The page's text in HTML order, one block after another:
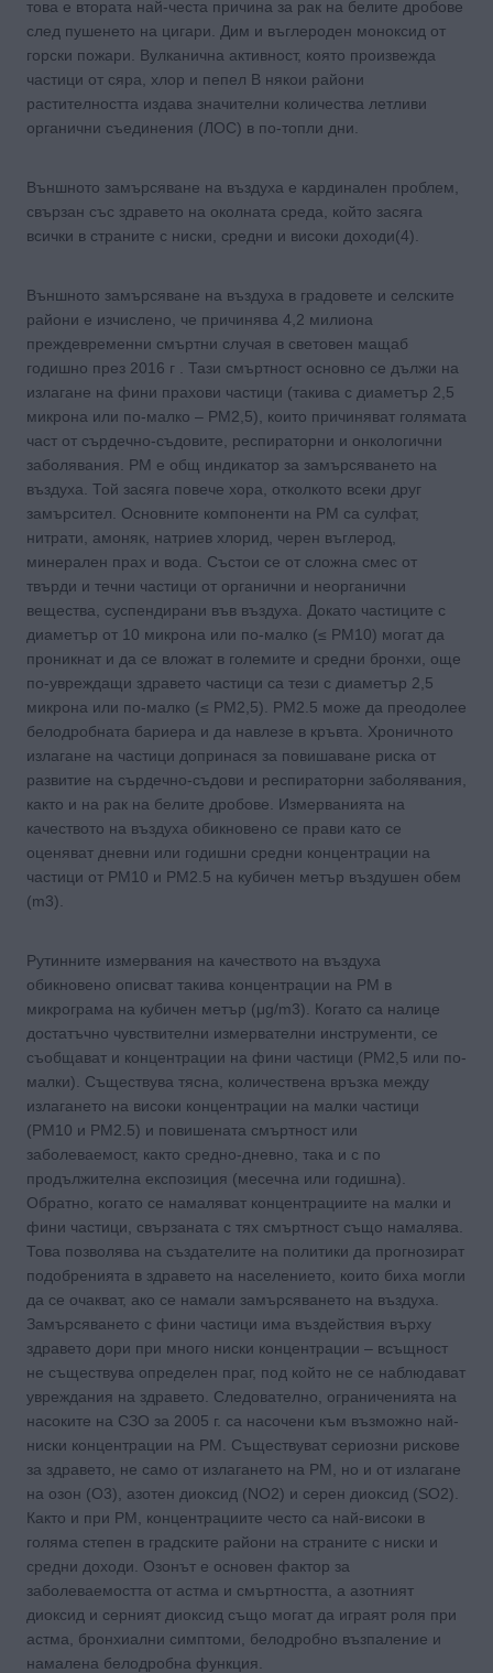
това е втората най-честа причина за рак на белите дробове
след пушенето на цигари. Дим и въглероден моноксид от
горски пожари. Вулканична активност, която произвежда
частици от сяра, хлор и пепел В някои райони
растителността издава значителни количества летливи
органични съединения (ЛОС) в по-топли дни.
Външното замърсяване на въздуха е кардинален проблем,
свързан със здравето на околната среда, който засяга
всички в страните с ниски, средни и високи доходи(4).
Външното замърсяване на въздуха в градовете и селските
райони е изчислено, че причинява 4,2 милиона
преждевременни смъртни случая в световен мащаб
годишно през 2016 г . Тази смъртност основно се дължи на
излагане на фини прахови частици (такива с диаметър 2,5
микрона или по-малко – PM2,5), които причиняват голямата
част от сърдечно-съдовите, респираторни и онкологични
заболявания. PM е общ индикатор за замърсяването на
въздуха. Той засяга повече хора, отколкото всеки друг
замърсител. Основните компоненти на РМ са сулфат,
нитрати, амоняк, натриев хлорид, черен въглерод,
минерален прах и вода. Състои се от сложна смес от
твърди и течни частици от органични и неорганични
вещества, суспендирани във въздуха. Докато частиците с
диаметър от 10 микрона или по-малко (≤ PM10) могат да
проникнат и да се вложат в големите и средни бронхи, още
по-увреждащи здравето частици са тези с диаметър 2,5
микрона или по-малко (≤ PM2,5). PM2.5 може да преодолее
белодробната бариера и да навлезе в кръвта. Хроничното
излагане на частици допринася за повишаване риска от
развитие на сърдечно-съдови и респираторни заболявания,
както и на рак на белите дробове. Измерванията на
качеството на въздуха обикновено се прави като се
оценяват дневни или годишни средни концентрации на
частици от PM10 и РМ2.5 на кубичен метър въздушен обем
(m3).
Рутинните измервания на качеството на въздуха
обикновено описват такива концентрации на РМ в
микрограма на кубичен метър (μg/m3). Когато са налице
достатъчно чувствителни измервателни инструменти, се
съобщават и концентрации на фини частици (PM2,5 или по-
малки). Съществува тясна, количествена връзка между
излагането на високи концентрации на малки частици
(PM10 и PM2.5) и повишената смъртност или
заболеваемост, както средно-дневно, така и с по
продължителна експозиция (месечна или годишна).
Обратно, когато се намаляват концентрациите на малки и
фини частици, свързаната с тях смъртност също намалява.
Това позволява на създателите на политики да прогнозират
подобренията в здравето на населението, които биха могли
да се очакват, ако се намали замърсяването на въздуха.
Замърсяването с фини частици има въздействия върху
здравето дори при много ниски концентрации – всъщност
не съществува определен праг, под който не се наблюдават
увреждания на здравето. Следователно, ограниченията на
насоките на СЗО за 2005 г. са насочени към възможно най-
ниски концентрации на РМ. Съществуват сериозни рискове
за здравето, не само от излагането на РМ, но и от излагане
на озон (О3), азотен диоксид (NO2) и серен диоксид (SO2).
Както и при РМ, концентрациите често са най-високи в
голяма степен в градските райони на страните с ниски и
средни доходи. Озонът е основен фактор за
заболеваемостта от астма и смъртността, а азотният
диоксид и серният диоксид също могат да играят роля при
астма, бронхиални симптоми, белодробно възпаление и
намалена белодробна функция.